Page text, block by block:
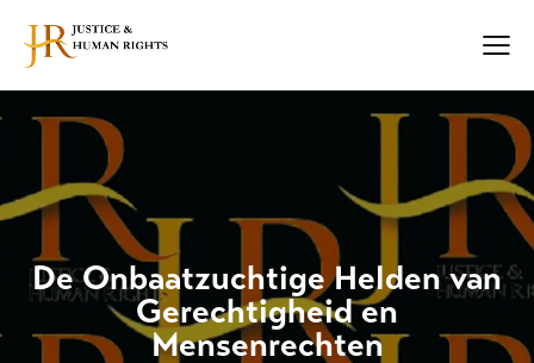
De Onbaatzuchtige Helden van
Gerechtigheid en
Mensenrechten